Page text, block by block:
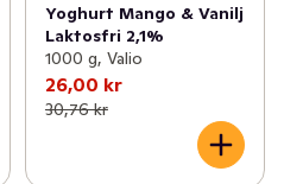
Yoghurt Mango & Vanilj
Laktosfri 2,1%
1000 g, Valio
26,00 kr
30,76 kr